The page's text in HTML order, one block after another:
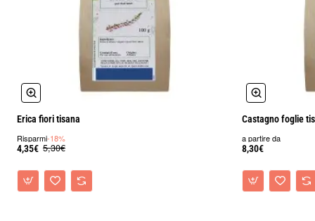
Erica fiori tisana
Risparmi-18%
4,35€ 5,30€
Castagno foglie
a partire da
8,30€